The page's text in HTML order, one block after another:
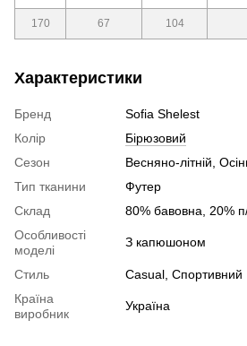
170 67 104
Характеристики
Бренд
Sofia Shelest
Колір
Бірюзовий
Сезон
Весняно-літній,
Тип тканини
Футер
Склад
80% бавовна, 20%
Особливості
моделі
З капюшоном
Стиль
Сasual, Спортивний
Країна
виробник
Україна